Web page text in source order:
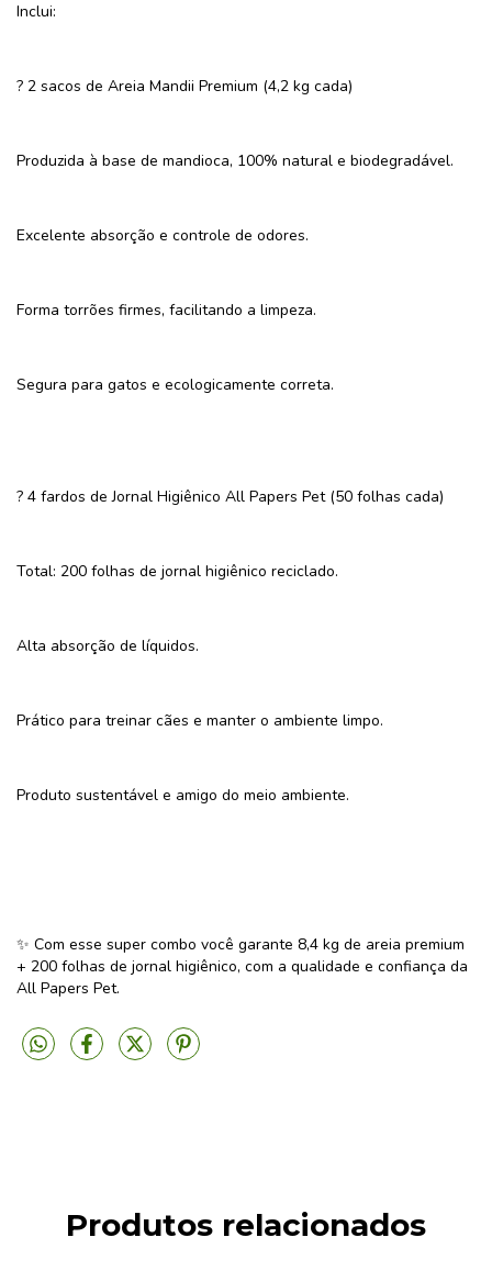
Inclui:
? 2 sacos de Areia Mandii Premium (4,2 kg cada)
Produzida à base de mandioca, 100% natural e biodegradável.
Excelente absorção e controle de odores.
Forma torrões firmes, facilitando a limpeza.
Segura para gatos e ecologicamente correta.
? 4 fardos de Jornal Higiênico All Papers Pet (50 folhas cada)
Total: 200 folhas de jornal higiênico reciclado.
Alta absorção de líquidos.
Prático para treinar cães e manter o ambiente limpo.
Produto sustentável e amigo do meio ambiente.
✨ Com esse super combo você garante 8,4 kg de areia premium
+ 200 folhas de jornal higiênico, com a qualidade e confiança da
All Papers Pet.
Produtos relacionados